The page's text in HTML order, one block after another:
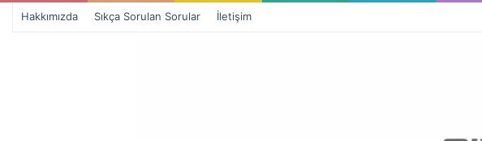
Hakkımızda Sıkça Sorulan Sorular İletişim